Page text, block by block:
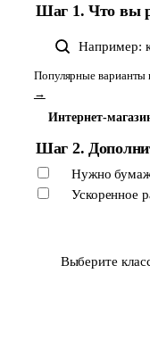
Шаг 1. Что вы
Поиск класса
Популярные варианты
→
Интернет-
Шаг 2.
Нужно
Ускоренное
Выберите